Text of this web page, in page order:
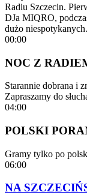
Radiu Szczecin.
DJa MIQRO,
dużo
00:00
NOC Z
Starannie dobrana i
Zapraszamy do
04:00
POLSKI
Gramy tylko po
06:00
NA